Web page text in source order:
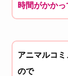
時間がかかっ
アニマルコ
ので